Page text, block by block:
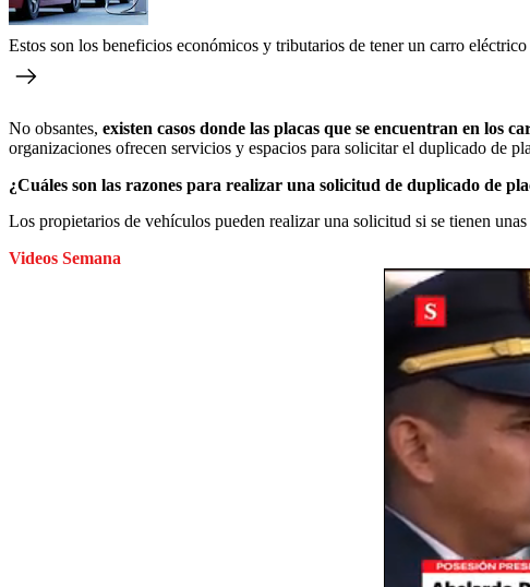
Estos son los beneficios económicos y tributarios de tener un carro
No obsantes, existen casos donde las placas que se encuentran en los
organizaciones ofrecen servicios y espacios para solicitar el duplicado de
¿Cuáles son las razones para realizar una solicitud de duplicado de
Los propietarios de vehículos pueden realizar una solicitud si se tienen
Videos Semana